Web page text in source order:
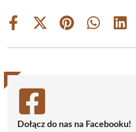
Share
Share
(Twitter)
Share
Share
Share
Dołącz do nas na Facebooku!